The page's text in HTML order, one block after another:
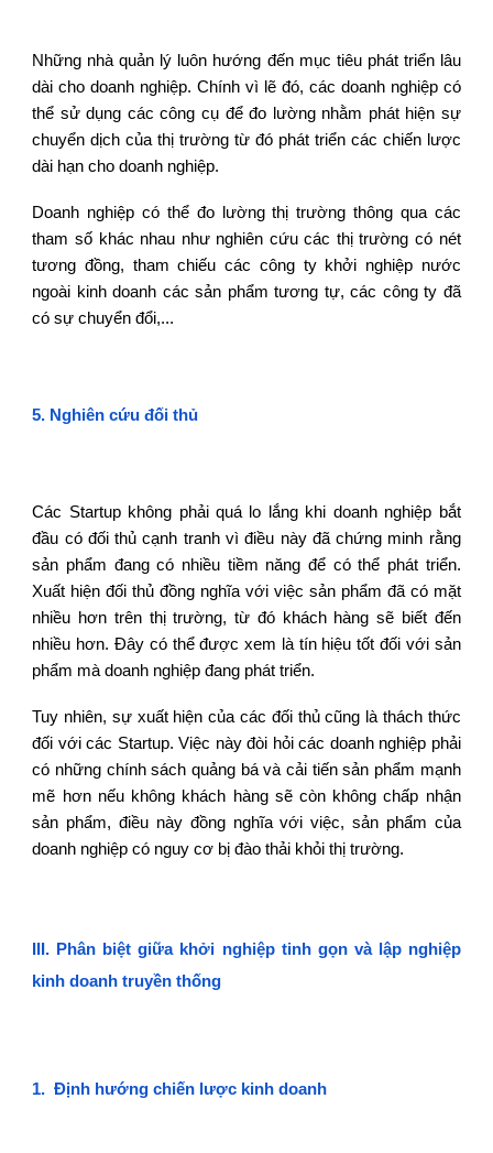
Những nhà quản lý luôn hướng đến mục tiêu phát triển lâu
dài cho doanh nghiệp. Chính vì lẽ đó, các doanh nghiệp có
thể sử dụng các công cụ để đo lường nhằm phát hiện sự
chuyển dịch của thị trường từ đó phát triển các chiến lược
dài hạn cho doanh nghiệp.
Doanh nghiệp có thể đo lường thị trường thông qua các
tham số khác nhau như nghiên cứu các thị trường có nét
tương đồng, tham chiếu các công ty khởi nghiệp nước
ngoài kinh doanh các sản phẩm tương tự, các công ty đã
có sự chuyển đổi,...
5. Nghiên cứu đối thủ
Các Startup không phải quá lo lắng khi doanh nghiệp bắt
đầu có đối thủ cạnh tranh vì điều này đã chứng minh rằng
sản phẩm đang có nhiều tiềm năng để có thể phát triển.
Xuất hiện đối thủ đồng nghĩa với việc sản phẩm đã có mặt
nhiều hơn trên thị trường, từ đó khách hàng sẽ biết đến
nhiều hơn. Đây có thể được xem là tín hiệu tốt đối với sản
phẩm mà doanh nghiệp đang phát triển.
Tuy nhiên, sự xuất hiện của các đối thủ cũng là thách thức
đối với các Startup. Việc này đòi hỏi các doanh nghiệp phải
có những chính sách quảng bá và cải tiến sản phẩm mạnh
mẽ hơn nếu không khách hàng sẽ còn không chấp nhận
sản phẩm, điều này đồng nghĩa với việc, sản phẩm của
doanh nghiệp có nguy cơ bị đào thải khỏi thị trường.
III. Phân biệt giữa khởi nghiệp tinh gọn và lập nghiệp
kinh doanh truyền thống
1.Định hướng chiến lược kinh doanh